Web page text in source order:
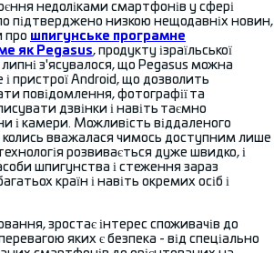
недоліками смартфонів у сфері
підтверджено низкою нещодавніх новин,
про шпигунське програмне
як Pegasus, продукту ізраїльської
липні з'ясувалося, що Pegasus можна
пристрої Android, що дозволить
повідомлення, фотографії та
дзвінки і навіть таємно
і камери. Можливість віддаленого
вважалася чимось доступним лише
розвивається дуже швидко, і
шпигунства і стеження зараз
країн і навіть окремих осіб і
зростає інтерес споживачів до
яких є безпека - від спеціально